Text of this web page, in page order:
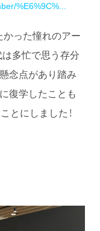
%E6%9C%...
った憧れのアー
は多忙で思う存分
念点があり踏み
復学したことも
とにしました！